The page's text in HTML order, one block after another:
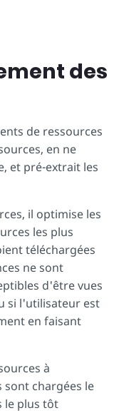
des
de ressources
en ne
et pré-extrait les
il optimise les
les plus
téléchargées
ne sont
d'être vues
si l'utilisateur est
en faisant
à
sont chargées le
le plus tôt